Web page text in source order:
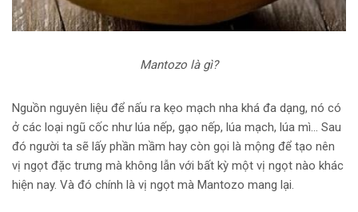
Mantozo là gì?
Nguồn nguyên liệu để nấu ra kẹo mạch nha khá đa dạng, nó có
ở các loại ngũ cốc như lúa nếp, gạo nếp, lúa mạch, lúa mì… Sau
đó người ta sẽ lấy phần mầm hay còn gọi là mộng để tạo nên
vị ngọt đặc trưng mà không lẫn với bất kỳ một vị ngọt nào khác
hiện nay. Và đó chính là vị ngọt mà Mantozo mang lại.